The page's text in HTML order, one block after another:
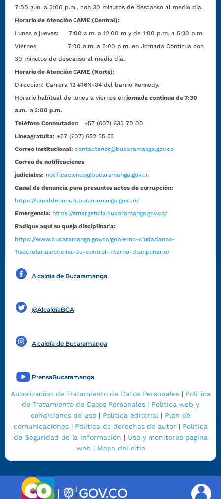
7:00 a.m. a 5:00 p.m., con 30 minutos de descanso al medio día.
Horario de Atención CAME (Central):
Lunes a jueves: 7:00 a.m. a 12:00 m y de 1:00 p.m. a 5:30 p.m.
Viernes: 7:00 a.m. a 5:00 p.m. en Jornada Continua con
30 minutos de descanso al medio día.
Horario de Atención CAME (Norte):
Dirección:Carrera 12 #16N-84 del barrio Kennedy.
Horario habitual de lunes a viernes en jornada continua de 7:30
a.m. a 3:00 p.m.
Teléfono Conmutador:
+57 (607) 633 70 00
Líneagratuita: +57 (607) 652 55 55
Correo Institucional: contactenos@bucaramanga.gov.co
Correo de notificaciones
judiciales: notificaciones@bucaramanga.gov.co
Canal de denuncia para presuntos actos de corrupción:
https://canaldenuncia.bucaramanga.gov.co/
Emergencia: https://emergencia.bucaramanga.gov.co/
Radique aquí su queja disciplinaria:
https://www.bucaramanga.gov.co/gobierno-ciudadanos-
1/secretarias/oficina-de-control-interno-disciplinario/
Alcaldía de Bucaramanga
@AlcaldíaBGA
Alcaldía de Bucaramanga
PrensaBucaramanga
Autorización de Tratamiento de Datos Personales| Política
de Tratamiento de Datos Personales | Política web y
condiciones de uso | Política editorial | Plan de
comunicaciones| Política de derechos de autor| Política
de Seguridad de la Información | Uso y monitoreo pagina
web | Mapa del sitio
|